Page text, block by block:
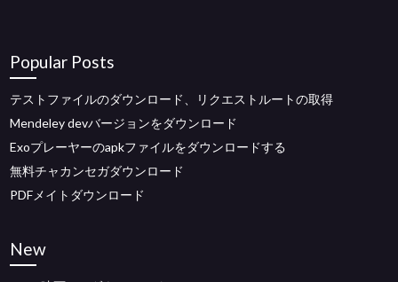
Popular Posts
テストファイルのダウンロード、リクエストルートの取得
Mendeley devバージョンをダウンロード
Exoプレーヤーのapkファイルをダウンロードする
無料チャカンセガダウンロード
PDFメイトダウンロード
New